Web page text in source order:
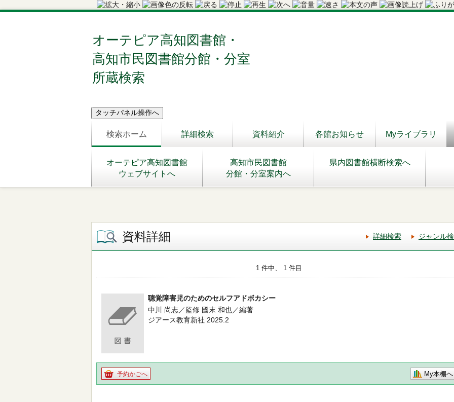
オーテピア高知図書館・
高知市民図書館分館・分室
所蔵検索
検索ホーム 詳細検索 資料紹介 各館お知らせ Myライブラリ
オーテピア高知図書館
ウェブサイトへ
高知市民図書館
分館・分室案内へ
県内図書館横断検索へ
資料詳細 詳細検索 ジャンル
1 件中、 1 件目
聴覚障害児のためのセルフアドボカシー
中川 尚志／監修 國末 和也／編著
ジアース教育新社 2025.2
予約かごへ My本棚へ